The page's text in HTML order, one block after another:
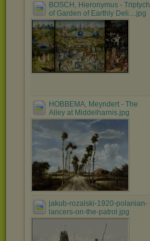
BOSCH, Hieronymus - Triptych
of Garden of Earthly Deli....jpg
HOBBEMA, Meyndert - The
Alley at Middelharnis.jpg
jakub-rozalski-1920-polanian-
lancers-on-the-patrol.jpg